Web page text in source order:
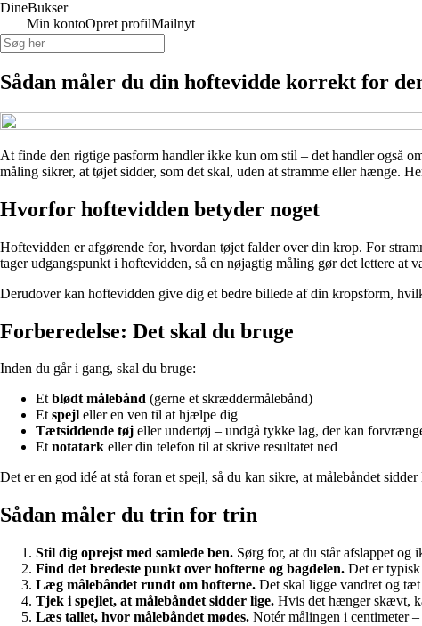
DineBukser
Min kontoOpret profilMailnyt
Sådan måler du din hoftevidde korrekt for
At finde den rigtige pasform handler ikke kun om stil – det handler også
måling sikrer, at tøjet sidder, som det skal, uden at stramme eller hænge.
Hvorfor hoftevidden betyder noget
Hoftevidden er afgørende for, hvordan tøjet falder over din krop. For
tager udgangspunkt i hoftevidden, så en nøjagtig måling gør det lettere at
Derudover kan hoftevidden give dig et bedre billede af din kropsform,
Forberedelse: Det skal du bruge
Inden du går i gang, skal du bruge:
Etblødt målebånd (gerne et skræddermålebånd)
Etspejl eller en ven til at hjælpe dig
Tætsiddende tøj eller undertøj – undgå tykke lag, der kan
Etnotatark eller din telefon til at skrive resultatet ned
Det er en god idé at stå foran et spejl, så du kan sikre, at målebåndet
Sådan måler du trin for trin
Stil dig oprejst med samlede ben. Sørg for, at du står afslappet og
Find det bredeste punkt over hofterne og bagdelen. Det er
Læg målebåndet rundt om hofterne. Det skal ligge vandret og
Tjek i spejlet, at målebåndet sidder lige. Hvis det hænger skævt,
Læs tallet, hvor målebåndet mødes. Notér målingen i centimeter